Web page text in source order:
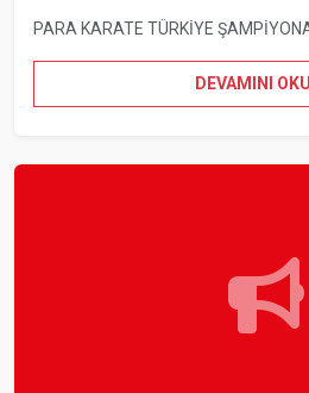
PARA KARATE TÜRKİYE
DEVAMINI OKU